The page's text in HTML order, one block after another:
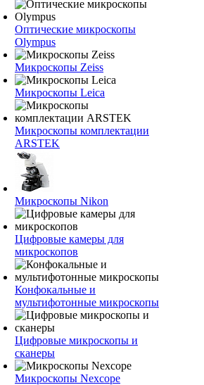
Оптические микроскопы
Olympus
Микроскопы Zeiss
Микроскопы Leica
Микроскопы комплектации
ARSTEK
Микроскопы Nikon
Цифровые камеры для
микроскопов
Конфокальные и
мультифотонные микроскопы
Цифровые микроскопы и
сканеры
Микроскопы Nexcope